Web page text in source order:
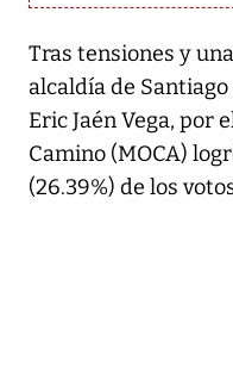
Tras tensiones y
alcaldía de
Eric Jaén Vega, por
Camino (MOCA)
(26.39%) de los